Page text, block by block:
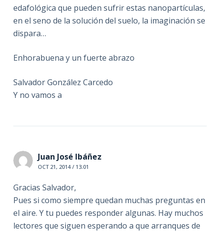
edafológica que pueden sufrir estas nanopartículas,
en el seno de la solución del suelo, la imaginación se
dispara…
Enhorabuena y un fuerte abrazo
Salvador González Carcedo
Y no vamos a
Juan José Ibáñez
OCT 21, 2014 / 13:01
Gracias Salvador,
Pues si como siempre quedan muchas preguntas en
el aire. Y tu puedes responder algunas. Hay muchos
lectores que siguen esperando a que arranques de